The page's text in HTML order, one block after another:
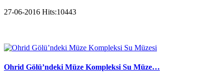
27-06-2016 Hits:10443
Ohrid Gölü’ndeki Müze Kompleksi Su Müze…